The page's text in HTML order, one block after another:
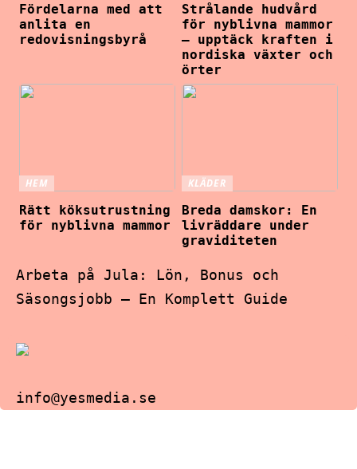
Fördelarna med att
anlita en
redovisningsbyrå
Strålande hudvård
för nyblivna mammor
– upptäck kraften i
nordiska växter och
örter
HEM
Rätt köksutrustning
för nyblivna mammor
KLÄDER
Breda damskor: En
livräddare under
graviditeten
Arbeta på Jula: Lön, Bonus och
Säsongsjobb – En Komplett Guide
info@yesmedia.se